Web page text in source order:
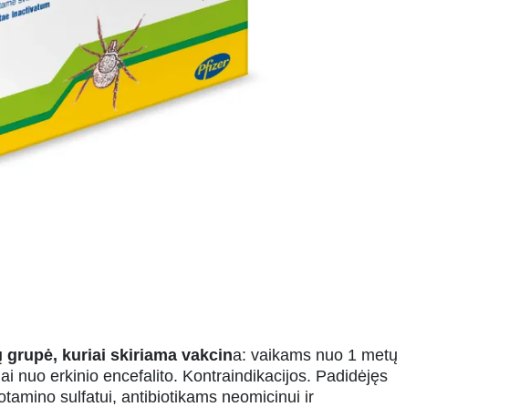
grupė, kuriai skiriama vakcina: vaikams nuo 1 metų
nuo erkinio encefalito. Kontraindikacijos. Padidėjęs
sulfatui, antibiotikams neomicinui ir